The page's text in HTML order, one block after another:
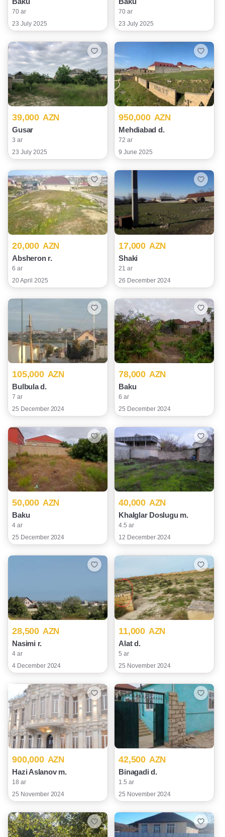
70 ar
23 July 2025
70 ar
23 July 2025
39,000 AZN
Gusar
3 ar
23 July 2025
950,000 AZN
Mehdiabad d.
72 ar
9 June 2025
20,000 AZN
Absheron r.
6 ar
20 April 2025
17,000 AZN
Shaki
21 ar
26 December 2024
105,000 AZN
Bulbula d.
7 ar
25 December 2024
78,000 AZN
Baku
6 ar
25 December 2024
50,000 AZN
Baku
4 ar
25 December 2024
40,000 AZN
Khalglar Doslugu m.
4.5 ar
12 December 2024
28,500 AZN
Nasimi r.
4 ar
4 December 2024
11,000 AZN
Alat d.
5 ar
25 November 2024
900,000 AZN
Hazi Aslanov m.
18 ar
25 November 2024
42,500 AZN
Binagadi d.
1.5 ar
25 November 2024